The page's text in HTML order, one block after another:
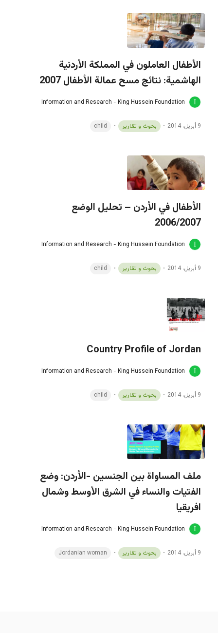
الأطفال العاملون في المملكة الأردنية
الهاشمية: نتائج مسح عمالة الأطفال 2007
Information and Research - King Hussein Foundation
9 أبريل، 2014 بحوث و تقارير child
الأطفال في الأردن – تحليل الوضع
2006/2007
Information and Research - King Hussein Foundation
9 أبريل، 2014 بحوث و تقارير child
Country Profile of Jordan
Information and Research - King Hussein Foundation
9 أبريل، 2014 بحوث و تقارير child
ملف المساواة بين الجنسين -الأردن: وضع
الفتيات والنساء في الشرق الأوسط وشمال
افريقيا
Information and Research - King Hussein Foundation
9 أبريل، 2014 بحوث و تقارير Jordanian woman